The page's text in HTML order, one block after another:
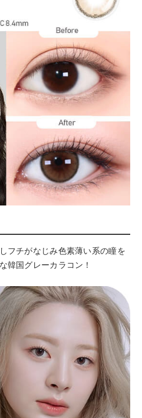
フチがなじみ色素薄い系の瞳を
韓国グレーカラコン！